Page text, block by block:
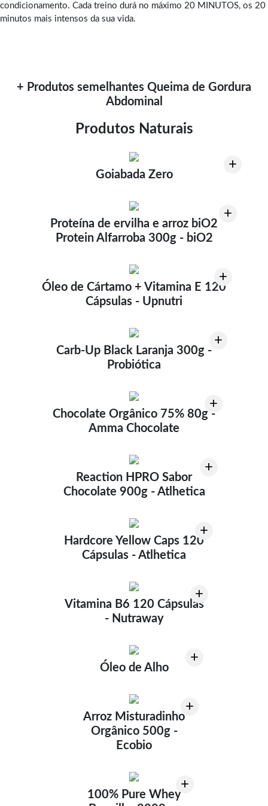
condicionamento. Cada treino durá no máximo 20 MINUTOS, os 20
minutos mais intensos da sua vida.
+ Produtos semelhantes Queima de Gordura
Abdominal
Produtos Naturais
+
Goiabada Zero
+
Proteína de ervilha e arroz biO2
Protein Alfarroba 300g - biO2
+
Óleo de Cártamo + Vitamina E 120
Cápsulas - Upnutri
+
Carb-Up Black Laranja 300g -
Probiótica
+
Chocolate Orgânico 75% 80g -
Amma Chocolate
+
Reaction HPRO Sabor
Chocolate 900g - Atlhetica
+
Hardcore Yellow Caps 120
Cápsulas - Atlhetica
+
Vitamina B6 120 Cápsulas
- Nutraway
+
Óleo de Alho
+
Arroz Misturadinho
Orgânico 500g -
Ecobio
+
100% Pure Whey